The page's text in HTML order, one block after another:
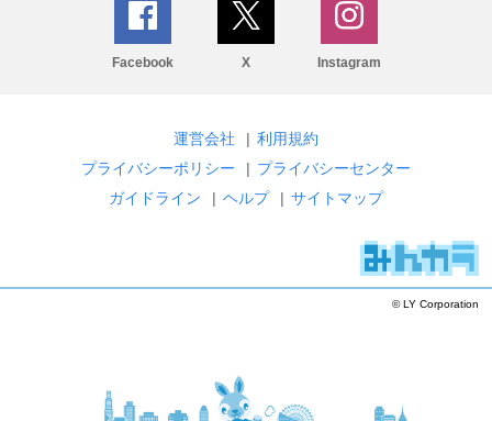
Facebook X Instagram
運営会社 | 利用規約
プライバシーポリシー
| プライバシーセンター
ガイドライン
| ヘルプ | サイトマップ
© LY Corporation